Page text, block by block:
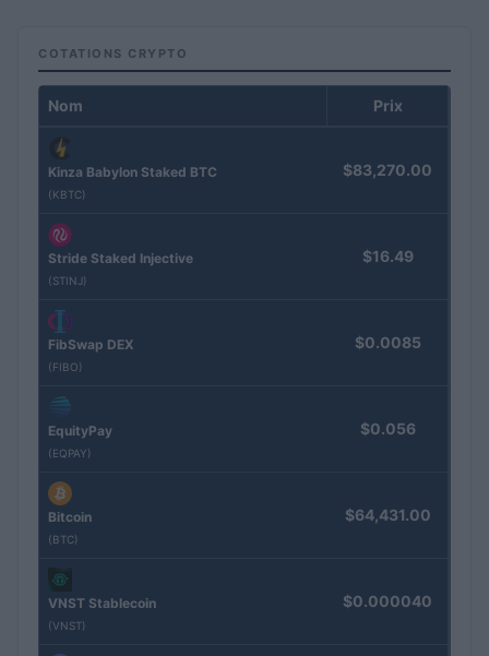
COTATIONS CRYPTO
Nom Prix
Kinza Babylon Staked BTC
(KBTC)
$83,270.00
Stride Staked Injective
(STINJ)
$16.49
FibSwap DEX
(FIBO)
$0.0085
EquityPay
(EQPAY)
$0.056
Bitcoin
(BTC)
$64,431.00
VNST Stablecoin
(VNST)
$0.000040